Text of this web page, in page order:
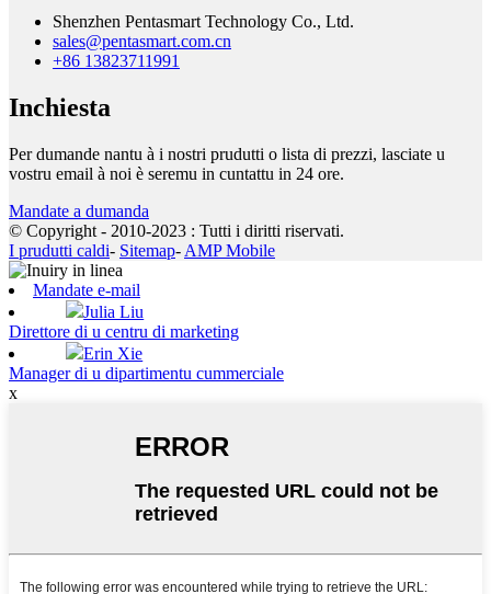
Shenzhen Pentasmart Technology Co., Ltd.
sales@pentasmart.com.cn
+86 13823711991
Inchiesta
Per dumande nantu à i nostri prudutti o lista di prezzi, lasciate u
vostru email à noi è seremu in cuntattu in 24 ore.
Mandate a dumanda
© Copyright - 2010-2023 : Tutti i diritti riservati.
I prudutti caldi- Sitemap- AMP Mobile
Mandate e-mail
Julia Liu
Direttore di u centru di marketing
Erin Xie
Manager di u dipartimentu cummerciale
x